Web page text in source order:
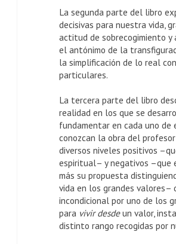
La segunda parte del libro
decisivas para nuestra vida,
actitud de sobrecogimiento y
el antónimo de la
la simplificación de lo real
particulares.
La tercera parte del libro
realidad en los que se
fundamentar en cada uno
conozcan la obra del
diversos niveles positivos
espiritual– y negativos –que
más su propuesta
vida en los grandes
incondicional por uno de los
para vivir desdeun valor,
distinto rango recogidas por